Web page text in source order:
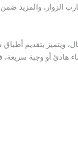
الزوار، والمزيد ضمن
ويتميز بتقديم
هادئ أو وجبة سريعة،